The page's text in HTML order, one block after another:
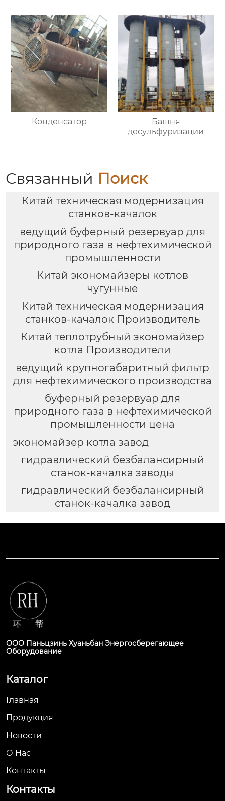
Конденсатор
Башня
десульфуризации
Связанный Поиск
Китай техническая модернизация
станков-качалок
ведущий буферный резервуар для
природного газа в нефтехимической
промышленности
Китай экономайзеры котлов
чугунные
Китай техническая модернизация
станков-качалок Производитель
Китай теплотрубный экономайзер
котла Производители
ведущий крупногабаритный фильтр
для нефтехимического производства
буферный резервуар для
природного газа в нефтехимической
промышленности цена
экономайзер котла завод
гидравлический безбалансирный
станок-качалка заводы
гидравлический безбалансирный
станок-качалка завод
ООО Паньцзинь Хуаньбан Энергосберегающее
Оборудование
Каталог
Главная
Продукция
Новости
О Hас
Контакты
Контакты